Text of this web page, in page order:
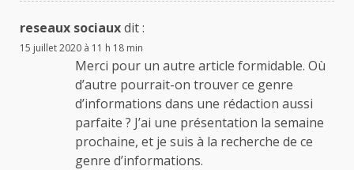
reseaux sociauxdit :
15 juillet 2020 à 11 h 18 min
Merci pour un autre article formidable. Où
d’autre pourrait-on trouver ce genre
d’informations dans une rédaction aussi
parfaite ? J’ai une présentation la semaine
prochaine, et je suis à la recherche de ce
genre d’informations.